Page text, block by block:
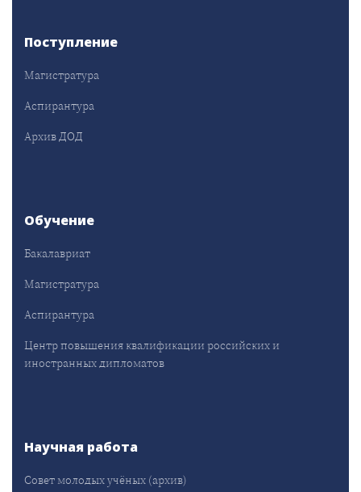
Поступление
Магистратура
Аспирантура
Архив ДОД
Обучение
Бакалавриат
Магистратура
Аспирантура
Центр повышения квалификации российских и
иностранных дипломатов
Научная работа
Совет молодых учёных (архив)